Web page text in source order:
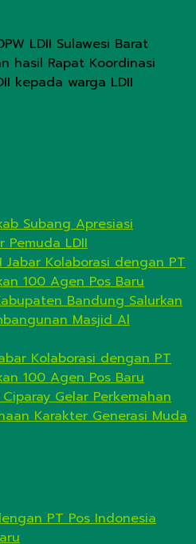
LDII Sulawesi Barat
hasil Rapat Koordinasi
kepada warga LDII
Subang Apresiasi
Pemuda LDII
Jabar Kolaborasi dengan PT
100 Agen Pos Baru
Bandung Salurkan
Masjid Al
Kolaborasi dengan PT
100 Agen Pos Baru
Ciparay Gelar Perkemahan
Karakter Generasi Muda